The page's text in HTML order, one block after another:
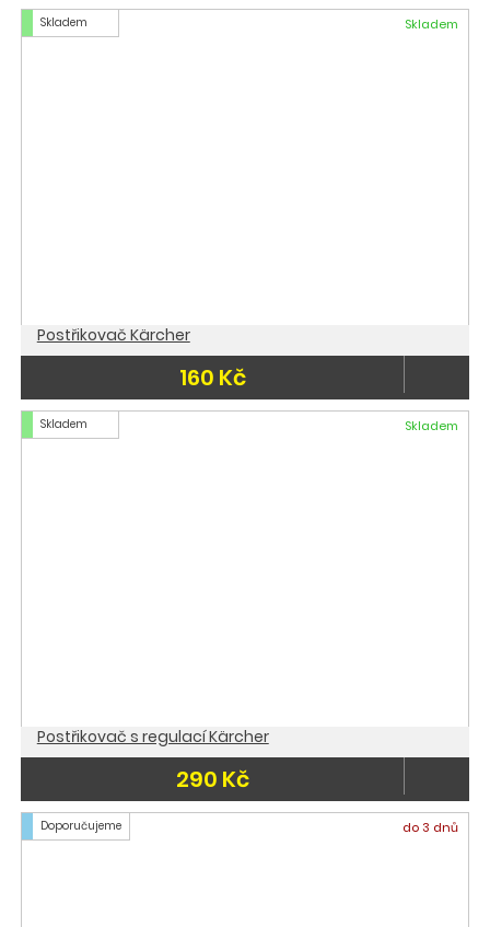
Skladem Skladem
Postřikovač Kärcher
160 Kč
Skladem Skladem
Postřikovač s regulací Kärcher
290 Kč
Doporučujeme do 3 dnů